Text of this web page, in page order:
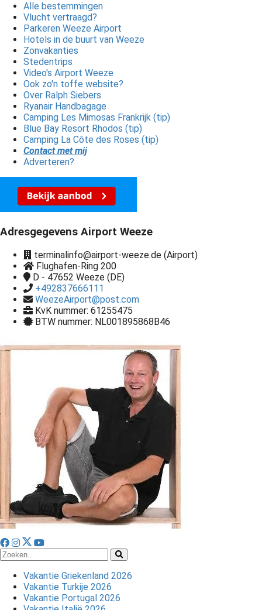
Alle bestemmingen
Vlucht vertraagd?
Parkeren Weeze Airport
Hotels in de buurt van Weeze
Zonvakanties
Stedentrips
Video's Airport Weeze
Ook zo'n toffe website?
Over Ralph Siebers
Ryanair Handbagage
Camping Les Mimosas Frankrijk (tip)
Blue Bay Resort Rhodos (tip)
Camping La Côte des Roses (tip)
Contact met mij
Adverteren?
Adresgegevens Airport Weeze
terminalinfo@airport-weeze.de (Airport)
Flughafen-Ring 200
D - 47652 Weeze (DE)
+492837666111
WeezeAirport@post.com
KvK nummer: 61255475
BTW nummer: NL001895868B46
Vakantie Griekenland 2026
Vakantie Turkije 2026
Vakantie Portugal 2026